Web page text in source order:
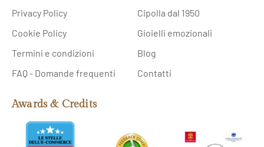
Privacy Policy
Cookie Policy
Termini e condizioni
FAQ - Domande frequenti
Cipolla dal 1950
Gioielli emozionali
Blog
Contatti
Awards & Credits